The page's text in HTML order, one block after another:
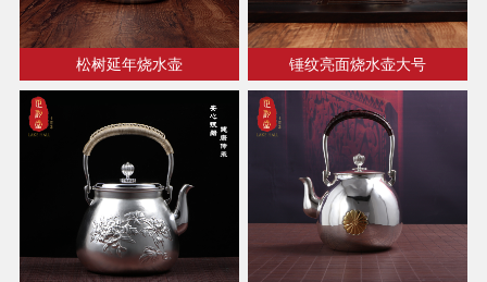
松树延年烧水壶 锤纹亮面烧水壶大号